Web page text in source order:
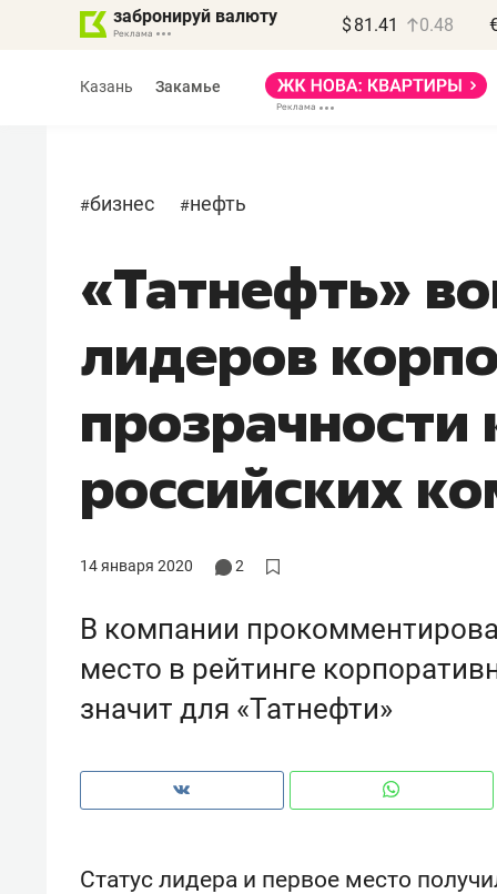
забронируй валюту $ 81.41 0.48
Казань Закамье
#бизнес #нефть
«Татнефть»
лидеров
российских
14 января 2020 2
В компании
место в рейтинге
значит для «Татнефти»
Статус лидера и первое место
Василь Мазитов
МАРТ
«Не зная местных
потерять минимум
Как бизнесу выйти на зарубежные